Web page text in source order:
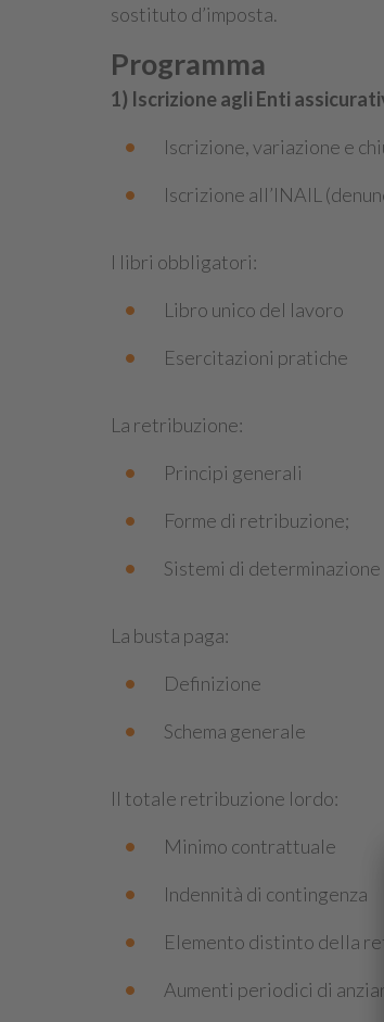
sostituto d’imposta.
Programma
1) Iscrizione agli Enti
Iscrizione, variazione e
Iscrizione all’INAIL
I libri obbligatori:
Libro unico del lavoro
Esercitazioni pratiche
La retribuzione:
Principi generali
Forme di retribuzione;
Sistemi di
La busta paga:
Definizione
Schema generale
Il totale retribuzione lordo:
Minimo contrattuale
Indennità di contingenza
Elemento distinto della
Aumenti periodici di